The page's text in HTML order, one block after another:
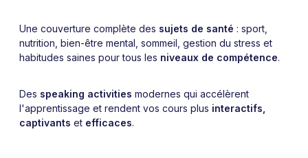
Une couverture complète des sujets de santé : sport,
nutrition, bien-être mental, sommeil, gestion du stress et
habitudes saines pour tous les niveaux de compétence.
Des speaking activities modernes qui accélèrent
l'apprentissage et rendent vos cours plus interactifs,
captivants et efficaces.